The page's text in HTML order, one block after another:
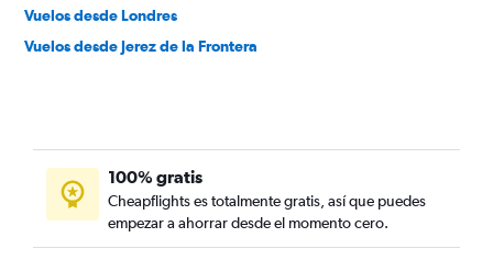
Vuelos desde Londres
Vuelos desde Jerez de la Frontera
100% gratis
Cheapflights es totalmente gratis, así que puedes
empezar a ahorrar desde el momento cero.